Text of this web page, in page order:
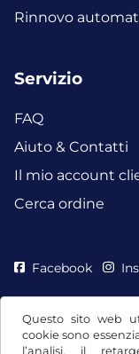
Questo sito web
cookie sono
l’analisi, il
Rinnovo
Servizio
FAQ
Aiuto & Contatti
Il mio account
Cerca ordine
Facebook